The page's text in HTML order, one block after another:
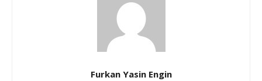
Furkan Yasin Engin